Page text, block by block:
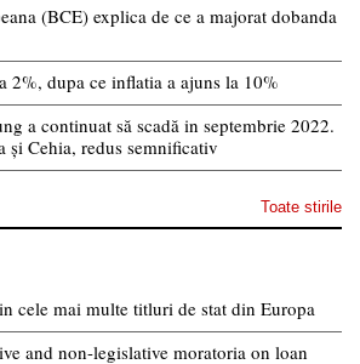
(BCE) explica de ce a majorat dobanda
2%, dupa ce inflatia a ajuns la 10%
a continuat să scadă in septembrie 2022.
și Cehia, redus semnificativ
Toate stirile
cele mai multe titluri de stat din Europa
and non-legislative moratoria on loan